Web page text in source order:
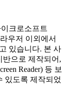
크로소프트
우저 이외에서
있습니다. 본 사
반으로 제작되어,
Reader) 등 보
있도록 제작되었